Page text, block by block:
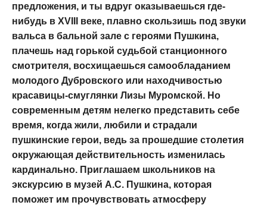
предложения, и ты вдруг оказываешься где-
нибудь в XVIII веке, плавно скользишь под звуки
вальса в бальной зале с героями Пушкина,
плачешь над горькой судьбой станционного
смотрителя, восхищаешься самообладанием
молодого Дубровского или находчивостью
красавицы-смуглянки Лизы Муромской. Но
современным детям нелегко представить себе
время, когда жили, любили и страдали
пушкинские герои, ведь за прошедшие столетия
окружающая действительность изменилась
кардинально. Приглашаем школьников на
экскурсию в музей А.С. Пушкина, которая
поможет им прочувствовать атмосферу